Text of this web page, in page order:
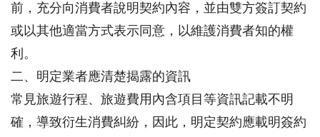
前，充分向消費者說明契約內容，並由雙方簽訂契約
或以其他適當方式表示同意，以維護消費者知的權
利。
二、明定業者應清楚揭露的資訊
常見旅遊行程、旅遊費用內含項目等資訊記載不明
確，導致衍生消費糾紛，因此，明定契約應載明簽約